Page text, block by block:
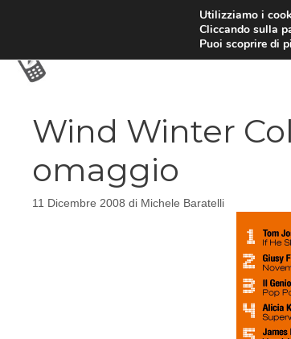
Wind Winter
omaggio
11 Dicembre 2008 di Michele Baratelli
Utilizziamo i
Cliccando sulla
Puoi scoprire di